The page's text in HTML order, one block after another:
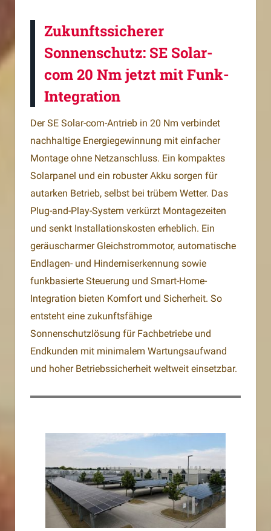
Zukunftssicherer
Sonnenschutz: SE Solar-
com 20 Nm jetzt mit Funk-
Integration
Der SE Solar-com-Antrieb in 20 Nm verbindet
nachhaltige Energiegewinnung mit einfacher
Montage ohne Netzanschluss. Ein kompaktes
Solarpanel und ein robuster Akku sorgen für
autarken Betrieb, selbst bei trübem Wetter. Das
Plug-and-Play-System verkürzt Montagezeiten
und senkt Installationskosten erheblich. Ein
geräuscharmer Gleichstrommotor, automatische
Endlagen- und Hinderniserkennung sowie
funkbasierte Steuerung und Smart-Home-
Integration bieten Komfort und Sicherheit. So
entsteht eine zukunftsfähige
Sonnenschutzlösung für Fachbetriebe und
Endkunden mit minimalem Wartungsaufwand
und hoher Betriebssicherheit weltweit einsetzbar.